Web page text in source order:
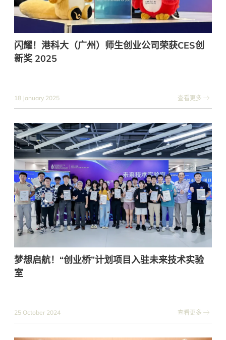
闪耀！港科大（广州）师生创业公司荣获CES创
新奖 2025
18 January 2025 查看更多
梦想启航！“创业桥”计划项目入驻未来技术实验
室
25 October 2024 查看更多